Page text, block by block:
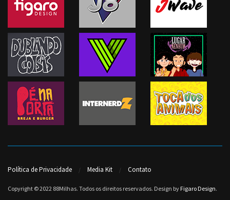
Política de Privacidade Media Kit Contato
Copyright © 2022 88Milhas. Todos os direitos reservados. Design by Figaro Design.